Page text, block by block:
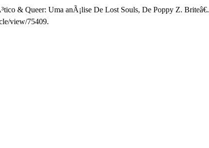
& Queer: Uma anÃ¡lise De Lost Souls, De Poppy Z. Briteâ€.
view/75409.